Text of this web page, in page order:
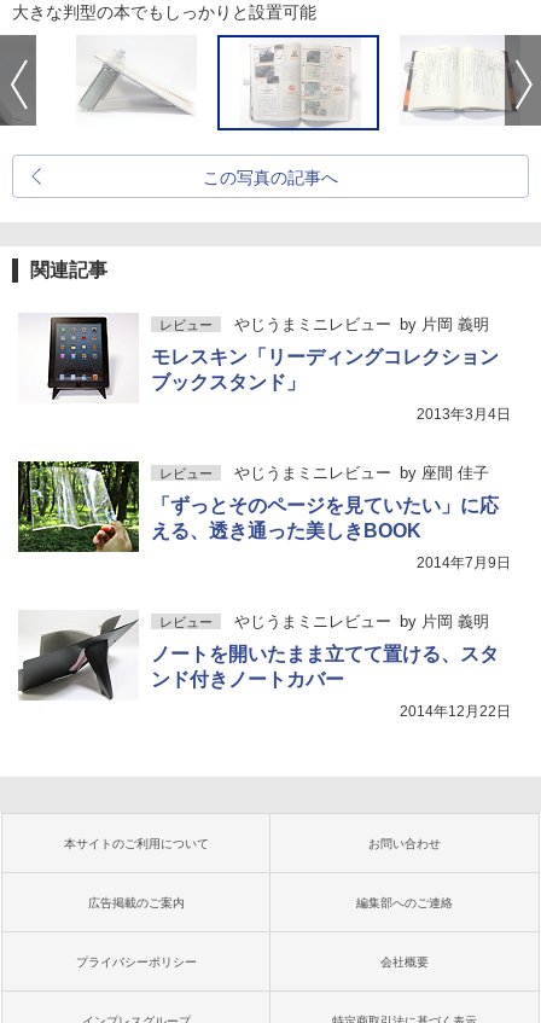
大きな判型の本でもしっかりと設置可能
この写真の記事へ
関連記事
レビュー やじうまミニレビュー by 片岡 義明
モレスキン「リーディングコレクション
ブックスタンド」
2013年3月4日
レビュー やじうまミニレビュー by 座間 佳子
「ずっとそのページを見ていたい」に応
える、透き通った美しきBOOK
2014年7月9日
レビュー やじうまミニレビュー by 片岡 義明
ノートを開いたまま立てて置ける、スタ
ンド付きノートカバー
2014年12月22日
本サイトのご利用について お問い合わせ
広告掲載のご案内 編集部へのご連絡
プライバシーポリシー 会社概要